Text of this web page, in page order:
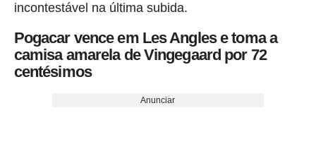
incontestável na última subida.
Pogacar vence em Les Angles e toma a
camisa amarela de Vingegaard por 72
centésimos
Anunciar